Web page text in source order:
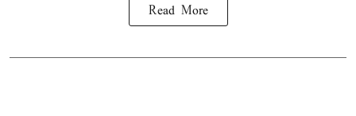
Read More